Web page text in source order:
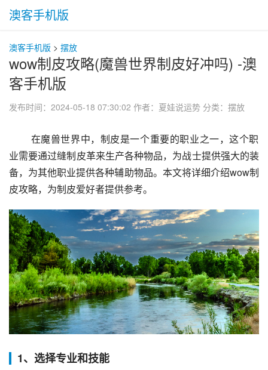
澳客手机版
澳客手机版 > 摆放
wow制皮攻略(魔兽世界制皮好冲吗) -澳
客手机版
发布时间：2024-05-18 07:30:02 作者：夏娃说运势 分类： 摆放
业需要通过缝制皮革来生产各种物品，为战士提供强大的装
备，为其他职业提供各种辅助物品。本文将详细介绍wow制
皮攻略，为制皮爱好者提供参考。
1、选择专业和技能